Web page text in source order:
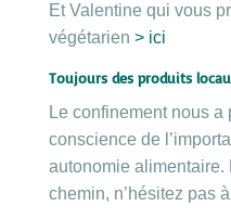
Et Valentine qui vous
végétarien > ici
Toujours des produits
Le confinement nous a
conscience de
autonomie alimentaire.
chemin, n’hésitez pas